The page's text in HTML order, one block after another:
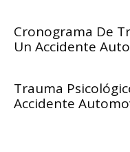
Cronograma De
Un Accidente
Trauma
Accidente